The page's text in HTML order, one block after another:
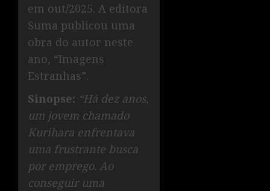
em out/2025. A editora
Suma publicou uma
obra do autor neste
ano, “Imagens
Estranhas”.
Sinopse: “Há dez anos,
um jovem chamado
Kurihara enfrentava
uma frustrante busca
por emprego. Ao
conseguir uma